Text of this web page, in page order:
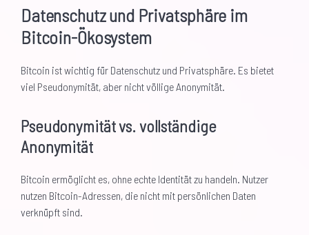
Datenschutz und Privatsphäre im
Bitcoin-Ökosystem
Bitcoin ist wichtig für Datenschutz und Privatsphäre. Es bietet
viel Pseudonymität, aber nicht völlige Anonymität.
Pseudonymität vs. vollständige
Anonymität
Bitcoin ermöglicht es, ohne echte Identität zu handeln. Nutzer
nutzen Bitcoin-Adressen, die nicht mit persönlichen Daten
verknüpft sind.